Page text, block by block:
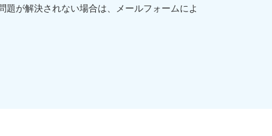
題が解決されない場合は、メールフォームによ